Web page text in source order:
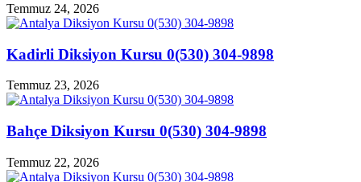
Temmuz 24, 2026
Kadirli Diksiyon Kursu 0(530) 304-9898
Temmuz 23, 2026
Bahçe Diksiyon Kursu 0(530) 304-9898
Temmuz 22, 2026